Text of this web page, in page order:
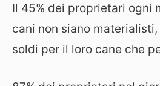
Il 45% dei proprietari ogni
cani non siano
soldi per il loro cane che